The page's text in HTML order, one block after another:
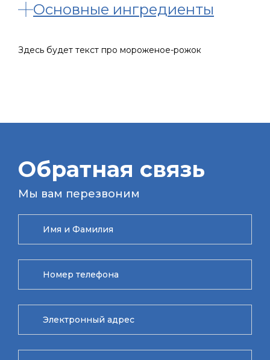
Основные ингредиенты
Здесь будет текст про мороженое-рожок
Обратная связь
Мы вам перезвоним